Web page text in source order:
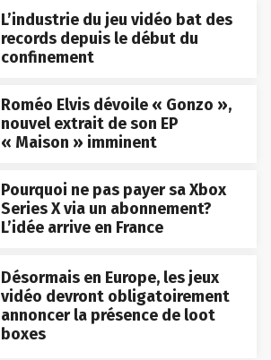
L’industrie du jeu vidéo bat des
records depuis le début du
confinement
Roméo Elvis dévoile « Gonzo »,
nouvel extrait de son EP
« Maison » imminent
Pourquoi ne pas payer sa Xbox
Series X via un abonnement?
L’idée arrive en France
Désormais en Europe, les jeux
vidéo devront obligatoirement
annoncer la présence de loot
boxes